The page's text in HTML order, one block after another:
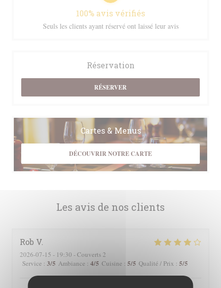
Les avis de nos clients
Rob V
2026-07-15 - 19:30 - Couverts 2
Service : 3/5 Ambiance : 4/5 Cuisine : 5/5 Qualité / Prix : 5/5
100% avis vérifiés
Seuls les clients ayant réservé ont laissé leur avis
Réservation
RÉSERVER
Cartes & Menus
DÉCOUVRIR NOTRE CARTE